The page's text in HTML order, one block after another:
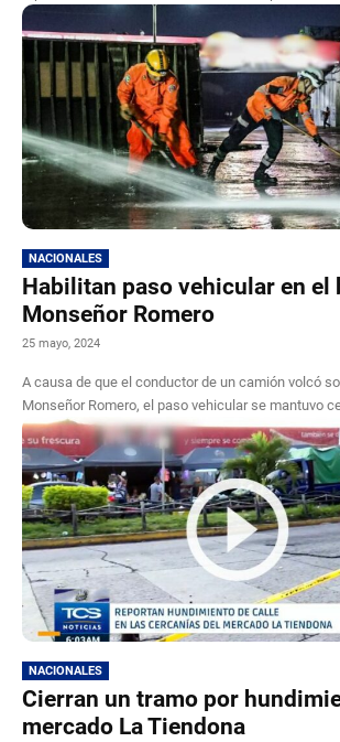
NACIONALES
Habilitan paso vehicular en el
Monseñor Romero
25 mayo, 2024
A causa de que el conductor de un camión volcó
Monseñor Romero, el paso vehicular se mantuvo
NACIONALES
Cierran un tramo por
mercado La Tiendona